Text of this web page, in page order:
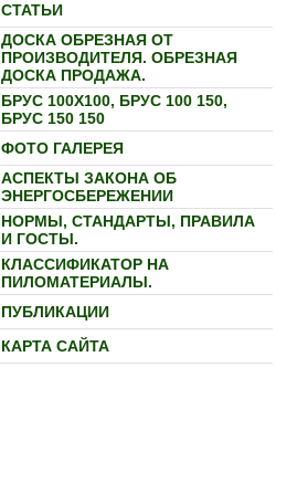
СТАТЬИ
ДОСКА ОБРЕЗНАЯ ОТ
ПРОИЗВОДИТЕЛЯ. ОБРЕЗНАЯ
ДОСКА ПРОДАЖА.
БРУС 100Х100, БРУС 100 150,
БРУС 150 150
ФОТО ГАЛЕРЕЯ
АСПЕКТЫ ЗАКОНА ОБ
ЭНЕРГОСБЕРЕЖЕНИИ
НОРМЫ, СТАНДАРТЫ, ПРАВИЛА
И ГОСТЫ.
КЛАССИФИКАТОР НА
ПИЛОМАТЕРИАЛЫ.
ПУБЛИКАЦИИ
КАРТА САЙТА